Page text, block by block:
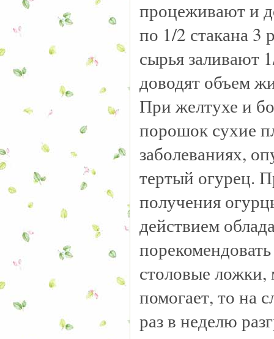
процеживают и
по 1/2 стакана 3
сырья заливают
доводят объем
При желтухе и
порошок сухие
заболеваниях,
тертый огурец.
получения
действием
столовые
помогает, то на
раз в неделю